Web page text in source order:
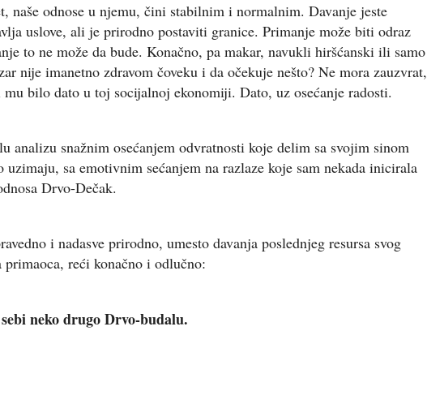
naše odnose u njemu, čini stabilnim i normalnim. Davanje jeste
uslove, ali je prirodno postaviti granice. Primanje može biti odraz
to ne može da bude. Konačno, pa makar, navukli hiršćanski ili samo
nije imanetno zdravom čoveku i da očekuje nešto? Ne mora zauzvrat,
mu bilo dato u toj socijalnoj ekonomiji. Dato, uz osećanje radosti.
analizu snažnim osećanjem odvratnosti koje delim sa svojim sinom
sa emotivnim sećanjem na razlaze koje sam nekada inicirala
Drvo-Dečak.
i nadasve prirodno, umesto davanja poslednjeg resursa svog
reći konačno i odlučno:
neko drugo Drvo-budalu.